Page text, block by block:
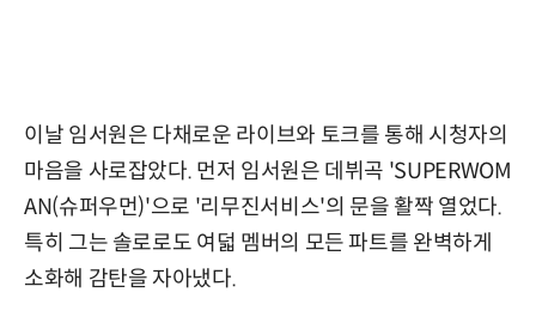
이날 임서원은 다채로운 라이브와 토크를 통해 시청자의
마음을 사로잡았다. 먼저 임서원은 데뷔곡 'SUPERWOM
AN(슈퍼우먼)'으로 '리무진서비스'의 문을 활짝 열었다.
특히 그는 솔로로도 여덟 멤버의 모든 파트를 완벽하게
소화해 감탄을 자아냈다.